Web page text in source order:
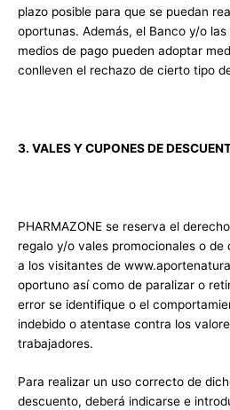
plazo posible para que se puedan
oportunas. Además, el Banco y/o
medios de pago pueden adoptar
conlleven el rechazo de cierto tipo
3. VALES Y CUPONES DE
PHARMAZONE se reserva el
regalo y/o vales promocionales o de
a los visitantes de
oportuno así como de paralizar o
error se identifique o el
indebido o atentase contra los
trabajadores.
Para realizar un uso correcto de
descuento, deberá indicarse e